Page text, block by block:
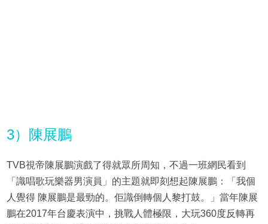
3）陳展鵬
TVB視帝陳展鵬演戲了得就眾所周知，不過一班網民看到
「識唱歌玩樂器男演員」的主題就即刻想起陳展鵬：「我個
人覺得 陳展鵬是最勁的。佢識倒轉個人黎打鼓。」當年陳展
鵬在2017年台慶表演中，挑戰人體極限，大玩360度反轉再